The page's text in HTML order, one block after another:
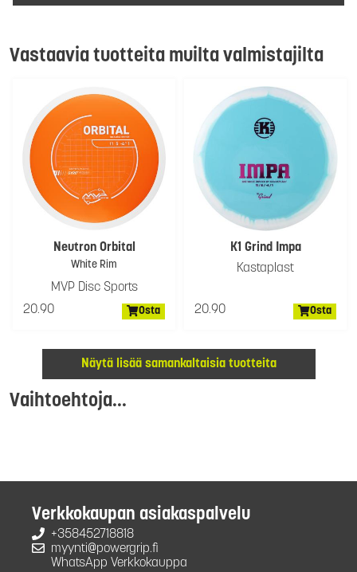
Vastaavia tuotteita muilta valmistajilta
Neutron Orbital
White Rim
MVP Disc Sports
20.90
Osta
K1 Grind Impa
Kastaplast
20.90 Osta
Näytä lisää samankaltaisia tuotteita
Vaihtoehtoja...
Verkkokaupan asiakaspalvelu
+358452718818
myynti@powergrip.fi
WhatsApp Verkkokauppa